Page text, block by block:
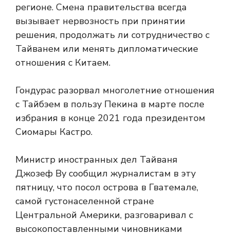
регионе. Смена правительства всегда
вызывает нервозность при принятии
решения, продолжать ли сотрудничество с
Тайванем или менять дипломатические
отношения с Китаем.
Гондурас разорвал многолетние отношения
с Тайбэем в пользу Пекина в марте после
избрания в конце 2021 года президентом
Сиомары Кастро.
Министр иностранных дел Тайваня
Джозеф Ву сообщил журналистам в эту
пятницу, что посол острова в Гватемале,
самой густонаселенной стране
Центральной Америки, разговаривал с
высокопоставленными чиновниками